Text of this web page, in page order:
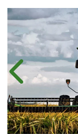
Anterior